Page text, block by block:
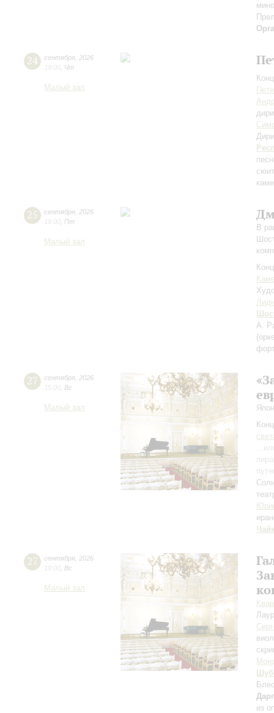
24 сентября 2026
19:00 Чт
Малый зал
25 сентября 2026
19:00 Пт
Малый зал
В
А.
27 сентября 2026
15:00 Вс
Малый зал
27 сентября 2026
19:00 Вс
Малый зал
из